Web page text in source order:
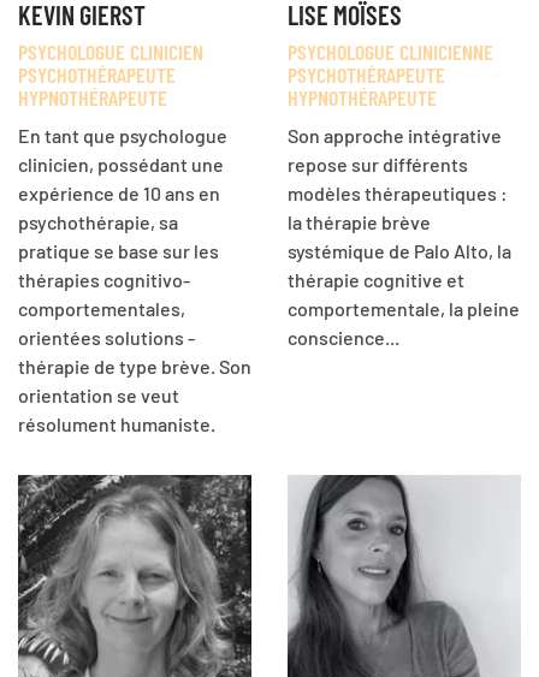
KEVIN GIERST
PSYCHOLOGUE CLINICIEN
PSYCHOTHÉRAPEUTE
HYPNOTHÉRAPEUTE
En tant que psychologue
clinicien, possédant une
expérience de 10 ans en
psychothérapie, sa
pratique se base sur les
thérapies cognitivo-
comportementales,
orientées solutions -
thérapie de type brève. Son
orientation se veut
résolument humaniste.
LISE MOÏSES
PSYCHOLOGUE CLINICIENNE
PSYCHOTHÉRAPEUTE
HYPNOTHÉRAPEUTE
Son approche intégrative
repose sur différents
modèles thérapeutiques :
la thérapie brève
systémique de Palo Alto, la
thérapie cognitive et
comportementale, la pleine
conscience...